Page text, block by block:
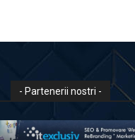
- Partenerii nostri -